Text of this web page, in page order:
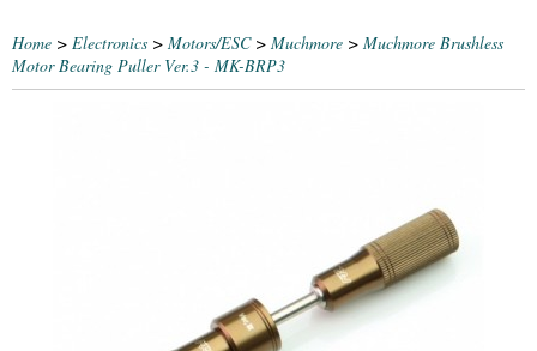
Home > Electronics > Motors/ESC> Muchmore > Muchmore Brushless
Motor Bearing Puller Ver.3 - MK-BRP3